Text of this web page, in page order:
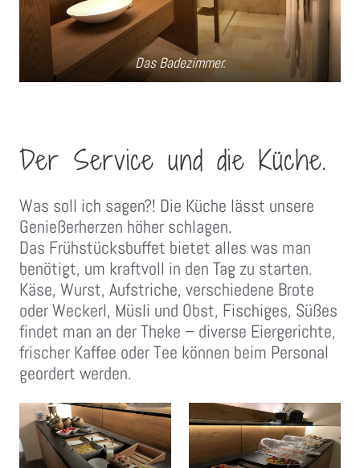
Das Badezimmer.
Der Service und die Küche.
Was soll ich sagen?! Die Küche lässt unsere
Genießerherzen höher schlagen.
Das Frühstücksbuffet bietet alles was man
benötigt, um kraftvoll in den Tag zu starten.
Käse, Wurst, Aufstriche, verschiedene Brote
oder Weckerl, Müsli und Obst, Fischiges, Süßes
findet man an der Theke – diverse Eiergerichte,
frischer Kaffee oder Tee können beim Personal
geordert werden.